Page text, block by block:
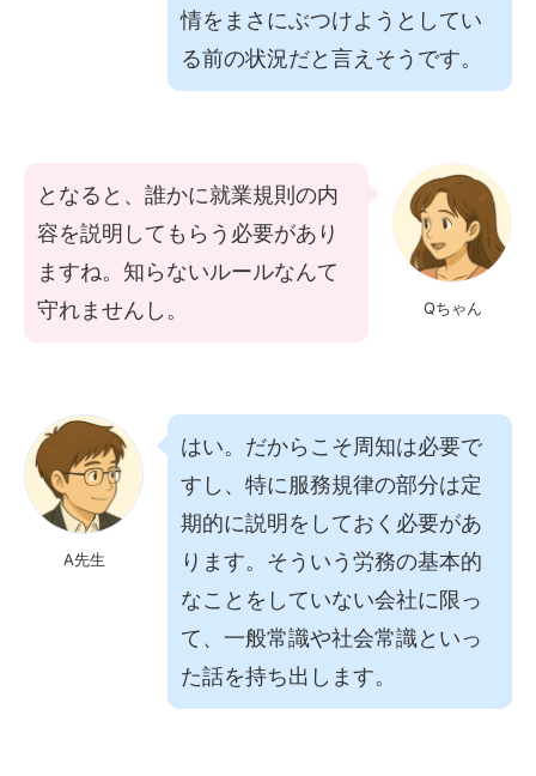
情をまさにぶつけようとしてい
る前の状況だと言えそうです。
Qちゃん
となると、誰かに就業規則の内
容を説明してもらう必要があり
ますね。知らないルールなんて
守れませんし。
A先生
はい。だからこそ周知は必要で
すし、特に服務規律の部分は定
期的に説明をしておく必要があ
ります。そういう労務の基本的
なことをしていない会社に限っ
て、一般常識や社会常識といっ
た話を持ち出します。